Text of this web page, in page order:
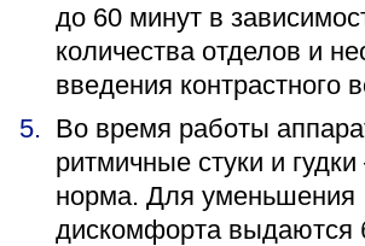
до 60 минут в
количества отделов и
введения контрастного
Во время работы
ритмичные стуки и
норма. Для уменьшения
дискомфорта выдаются